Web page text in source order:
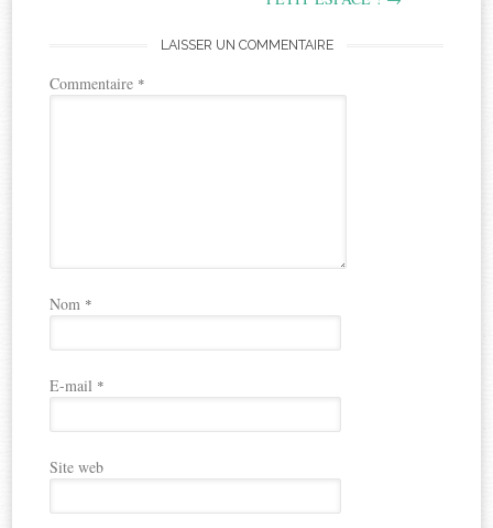
LAISSER UN COMMENTAIRE
Commentaire *
Nom *
E-mail *
Site web